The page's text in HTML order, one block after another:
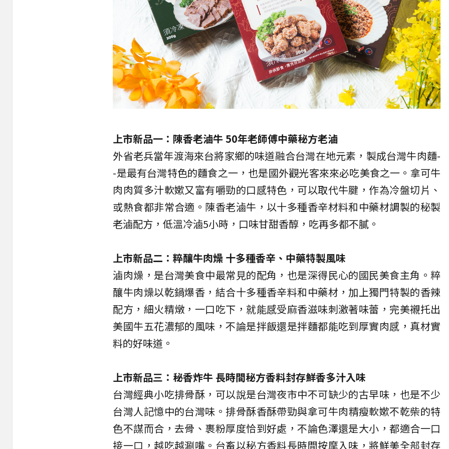
上市新品一：陳香老滷牛 50年老師傅中藥秘方老滷
外省老兵當年渡海來台將家鄉的味道融合台灣在地元素，製成台灣牛肉麵-
-是最有台灣特色的麵食之一，也是國外觀光客來來必吃美食之一。拿可牛
肉肉質多汁軟嫰又富有嚼勁的口感特色，可以取代牛腱，作為冷盤切片、
或熱食都非常合適。 陳香老滷牛，以十多種香辛材料和中藥材調製的秘製
老滷配方，低溫冷滷5小時，口味甘甜香醇，吃再多都不膩。
上市新品二：粹釀牛肉燥 十多種香辛、中藥特製風味
滷肉燥，是台灣美食中最常見的配角，也是深得民心的國民美食主角。 粹
釀牛肉燥以乾鍋爆香，結合十多種香辛料和中藥材，加上獨門特製的香辣
配方，細火精燉，一口吃下，就能感受麻香滋味刺激著味蕾，完美襯托出
美國牛五花濃郁的風味，不論是拌飯還是拌麵都能吃到厚實肉感，真材實
料的好味道。
上市新品三： 秘香炸牛 長時間秘方香料封存鮮香多汁入味
台灣經典小吃排骨酥，可以說是台灣夜市中不可缺少的古早味，也是不少
台灣人記憶中的台灣味。 排骨酥香酥帶勁與拿可牛肉精瘦軟嫰不乾柴的特
色不謀而合，去骨、裹粉厚度恰到好處，不論色澤還是大小，都適合一口
接一口，越吃越涮嘴。台畜以秘方香料長時間按摩入味，將鮮美全部封存